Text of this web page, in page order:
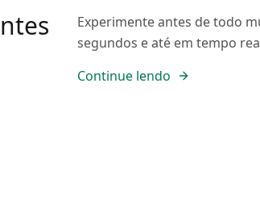
Experimente antes de todo
segundos e até em tempo
Continue lendo